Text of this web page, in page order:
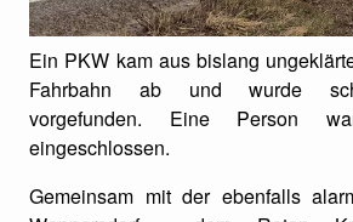
Ein PKW kam aus bislang
Fahrbahn ab und wurde
vorgefunden. Eine Person
eingeschlossen.
Gemeinsam mit der ebenfalls